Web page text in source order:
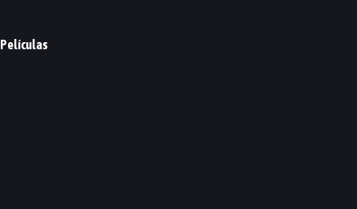
Películas
The Negotiation